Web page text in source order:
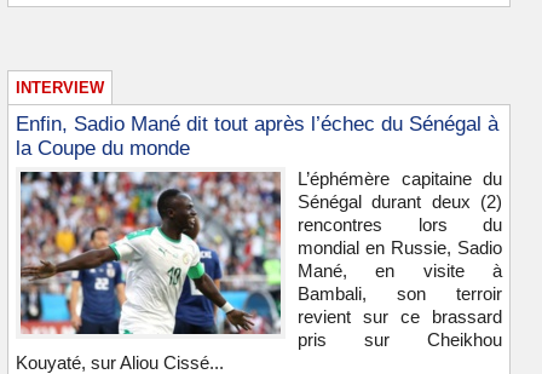
INTERVIEW
Enfin, Sadio Mané dit tout après l’échec du Sénégal à
la Coupe du monde
L’éphémère capitaine du
Sénégal durant deux (2)
rencontres lors du
mondial en Russie, Sadio
Mané, en visite à
Bambali, son terroir
revient sur ce brassard
pris sur Cheikhou
Kouyaté, sur Aliou Cissé...